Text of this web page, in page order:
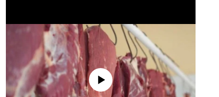
No media source currently available